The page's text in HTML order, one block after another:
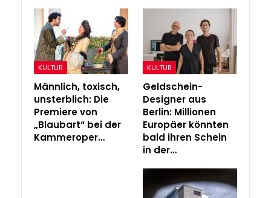
KULTUR
Männlich, toxisch,
unsterblich: Die
Premiere von
„Blaubart“ bei der
Kammeroper…
KULTUR
Geldschein-
Designer aus
Berlin: Millionen
Europäer könnten
bald ihren Schein
in der…